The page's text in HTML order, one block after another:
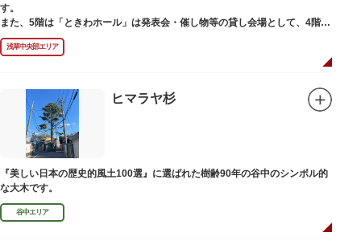
す。
また、5階は「ときわホール」は発表会・催し物等の貸し会場として、4階は
打合せなどでご利用いただける「貸しスペース」がございます。
浅草中央部エリア
ヒマラヤ杉
『美しい日本の歴史的風土100選』に選ばれた樹齢90年の谷中のシンボル的
な大木です。
谷中エリア